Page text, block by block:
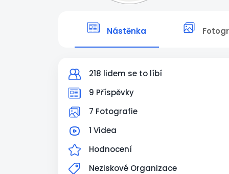
Nástěnka
218 lidem se to líbí
9 Příspěvky
7 Fotografie
1 Videa
Hodnocení
Neziskové Organizace